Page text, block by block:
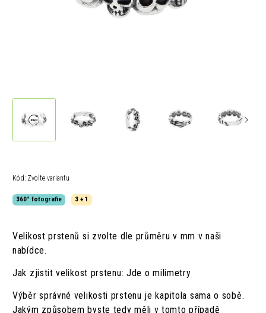
Kód: Zvolte variantu
360° fotografie 3 + 1
Velikost prstenů si zvolte dle průměru v mm v naši
nabídce.
Jak zjistit velikost prstenu: Jde o milimetry
Výběr správné velikosti prstenu je kapitola sama o sobě.
Jakým způsobem byste tedy měli v tomto případě